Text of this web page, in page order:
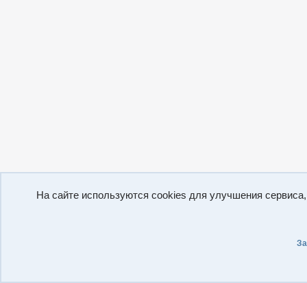
На сайте используются cookies для улучшения